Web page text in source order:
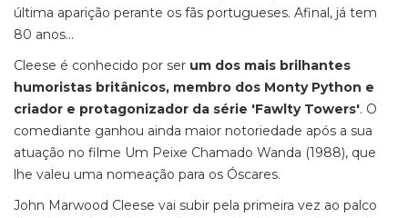
última aparição perante os fãs portugueses. Afinal, já tem
80 anos...
Cleese é conhecido por ser um dos mais brilhantes
humoristas britânicos, membro dos Monty Python e
criador e protagonizador da série 'Fawlty Towers'. O
comediante ganhou ainda maior notoriedade após a sua
atuação no filme Um Peixe Chamado Wanda (1988), que
lhe valeu uma nomeação para os Óscares.
John Marwood Cleese vai subir pela primeira vez ao palco